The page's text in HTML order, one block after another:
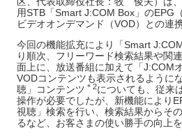
用STB「Smart J:COM Box」のEPG
ビデオオンデマンド（VOD）との連
今回の機能拡充により「Smart
り順次、フリーワード検索結果や関
面上に、放送番組に加えて「J:COM
VODコンテンツも表示されるように
聴」コンテンツ ＊2についても、従来
操作が必要でしたが、新機能により
視聴」検索を行い、検索結果からそ
るなど、お客さまの使い勝手の向上を